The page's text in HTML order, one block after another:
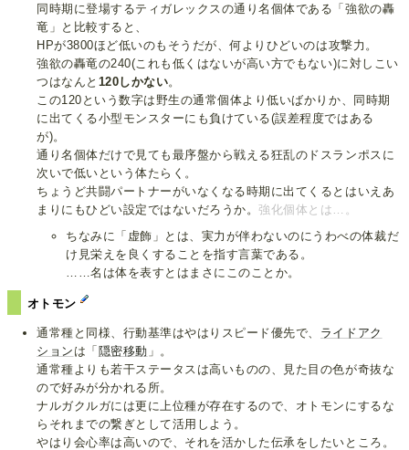
同時期に登場するティガレックスの通り名個体である「強欲の轟
竜」と比較すると、
HPが3800ほど低いのもそうだが、何よりひどいのは攻撃力。
強欲の轟竜の240(これも低くはないが高い方でもない)に対しこい
つはなんと 120しかない。
この120という数字は野生の通常個体より低いばかりか、同時期
に出てくる小型モンスターにも負けている(誤差程度ではある
が)。
通り名個体だけで見ても最序盤から戦える狂乱のドスランポスに
次いで低いという体たらく。
ちょうど共闘パートナーがいなくなる時期に出てくるとはいえあ
まりにもひどい設定ではないだろうか。強化個体とは…。
ちなみに「虚飾」とは、実力が伴わないのにうわべの体裁だ
け見栄えを良くすることを指す言葉である。
……名は体を表すとはまさにこのことか。
オトモン
通常種と同様、行動基準はやはりスピード優先で、 ライドアク
ション は「隠密移動 」。
通常種よりも若干ステータスは高いものの、見た目の色が奇抜な
ので好みが分かれる所。
ナルガクルガには更に上位種が存在するので、オトモンにするな
らそれまでの繋ぎとして活用しよう。
やはり会心率は高いので、それを活かした伝承をしたいところ。